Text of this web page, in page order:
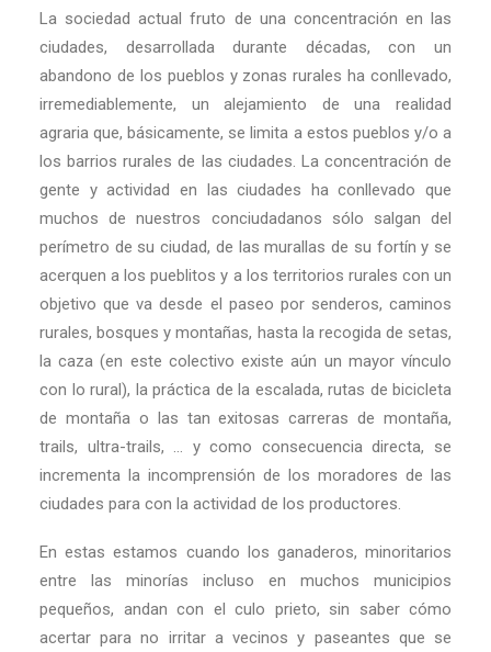
La sociedad actual fruto de una concentración en las
ciudades, desarrollada durante décadas, con un
abandono de los pueblos y zonas rurales ha conllevado,
irremediablemente, un alejamiento de una realidad
agraria que, básicamente, se limita a estos pueblos y/o a
los barrios rurales de las ciudades. La concentración de
gente y actividad en las ciudades ha conllevado que
muchos de nuestros conciudadanos sólo salgan del
perímetro de su ciudad, de las murallas de su fortín y se
acerquen a los pueblitos y a los territorios rurales con un
objetivo que va desde el paseo por senderos, caminos
rurales, bosques y montañas, hasta la recogida de setas,
la caza (en este colectivo existe aún un mayor vínculo
con lo rural), la práctica de la escalada, rutas de bicicleta
de montaña o las tan exitosas carreras de montaña,
trails, ultra-trails, … y como consecuencia directa, se
incrementa la incomprensión de los moradores de las
ciudades para con la actividad de los productores.
En estas estamos cuando los ganaderos, minoritarios
entre las minorías incluso en muchos municipios
pequeños, andan con el culo prieto, sin saber cómo
acertar para no irritar a vecinos y paseantes que se